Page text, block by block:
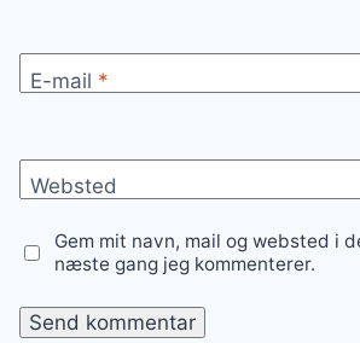
E-mail *
Websted
Gem mit navn, mail og websted i
næste gang jeg kommenterer.